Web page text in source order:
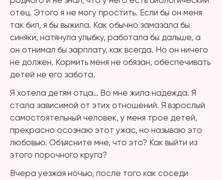
отец. Этого я не могу простить. Если бы он меня
так бил, я бы выжила. Как обычно замазала бы
синяки, натянула улыбку, работала бы дальше, а
он отнимал бы зарплату, как всегда. Но он ничего
не должен. Кормить меня не обязан, обеспечивать
детей не его забота.
Я хотела детям отца… Во мне жила надежда. Я
стала зависимой от этих отношений. Я взрослый
самостоятельный человек, у меня трое детей,
прекрасно осознаю этот ужас, но называю это
любовью. Объясните мне, что это? Как выйти из
этого порочного круга?
Вчера уезжая ночью, после того как соседи